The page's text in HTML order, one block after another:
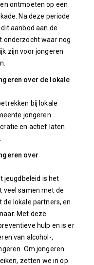
ontmoeten op een
Na deze periode
aanbod aan de
onderzocht waar nog
zijn voor jongeren
over de lokale
bij lokale
jongeren
en actief laten
over
jeugdbeleid is het
veel samen met de
de lokale partners, en
Met deze
hulp en is er
van alcohol-,
Om jongeren
zetten we in op